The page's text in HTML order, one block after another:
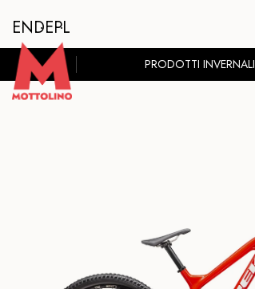
ENDEPL
PRODOTTI INVERNALI